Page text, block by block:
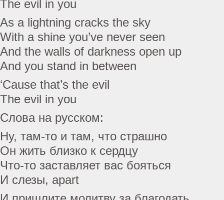
The evil in you
As a lightning cracks the sky
With a shine you’ve never seen
And the walls of darkness open up
And you stand in between
‘Cause that’s the evil
The evil in you
Слова на русском:
Ну, там-то и там, что страшно
Он жить близко к сердцу
Что-то заставляет вас бояться
И слезы, apart